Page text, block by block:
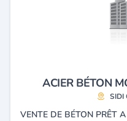
ACIER BÉTON
SIDI